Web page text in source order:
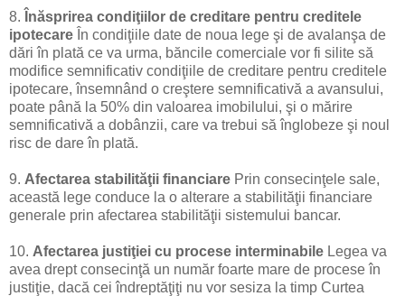
8. Înăsprirea condiţiilor de creditare pentru creditele
ipotecare În condiţiile date de noua lege şi de avalanşa de
dări în plată ce va urma, băncile comerciale vor fi silite să
modifice semnificativ condiţiile de creditare pentru creditele
ipotecare, însemnând o creştere semnificativă a avansului,
poate până la 50% din valoarea imobilului, şi o mărire
semnificativă a dobânzii, care va trebui să înglobeze şi noul
risc de dare în plată.
9. Afectarea stabilităţii financiare Prin consecinţele sale,
această lege conduce la o alterare a stabilităţii financiare
generale prin afectarea stabilităţii sistemului bancar.
10. Afectarea justiţiei cu procese interminabile Legea va
avea drept consecinţă un număr foarte mare de procese în
justiţie, dacă cei îndreptăţiţi nu vor sesiza la timp Curtea